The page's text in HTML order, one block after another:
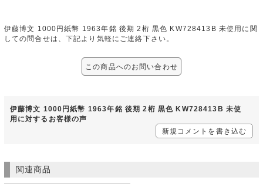
伊藤博文 1000円紙幣 1963年銘 後期 2桁 黒色 KW728413B 未使用に関
しての問合せは、下記より気軽にご連絡下さい。
この商品へのお問い合わせ
伊藤博文 1000円紙幣 1963年銘 後期 2桁 黒色 KW728413B 未使
用に対するお客様の声
新規コメントを書き込む
関連商品